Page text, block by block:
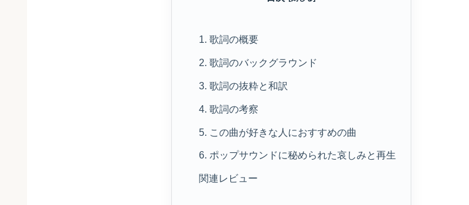
1. 歌詞の概要
2. 歌詞のバックグラウンド
3. 歌詞の抜粋と和訳
4. 歌詞の考察
5. この曲が好きな人におすすめの曲
6. ポップサウンドに秘められた哀しみと再生
関連レビュー